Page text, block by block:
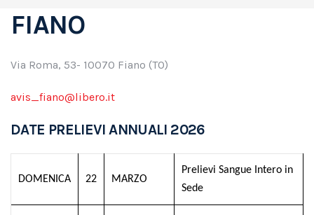
FIANO
Via Roma, 53- 10070 Fiano (TO)
avis_fiano@libero.it
DATE PRELIEVI ANNUALI 2026
DOMENICA 22 MARZO
Prelievi Sangue Intero in
Sede